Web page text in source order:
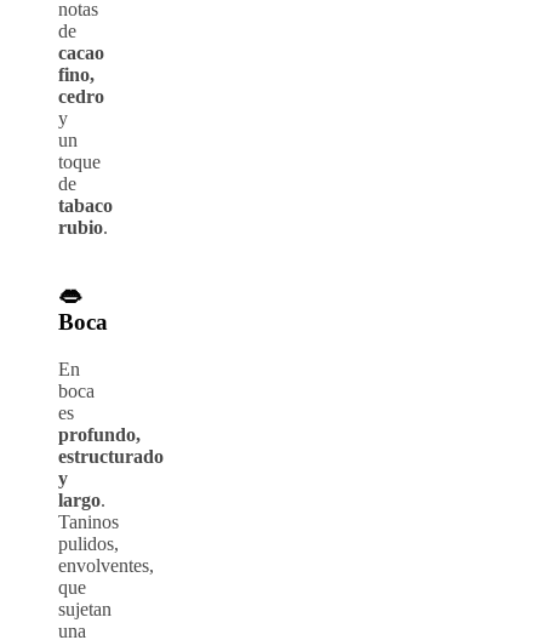
notas
de
cacao
fino,
cedro
y
un
toque
de
tabaco
rubio.
👄
Boca
En
boca
es
profundo,
estructurado
y
largo.
Taninos
pulidos,
envolventes,
que
sujetan
una